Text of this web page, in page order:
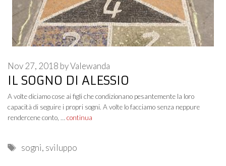
IL SOGNO DI ALESSIO
Nov 27, 2018 byValewanda
A volte diciamo cose ai figli che condizionano pesantemente la loro
capacità di seguire i propri sogni. A volte lo facciamo senza neppure
rendercene conto, … continua
Tags
sogni, sviluppo